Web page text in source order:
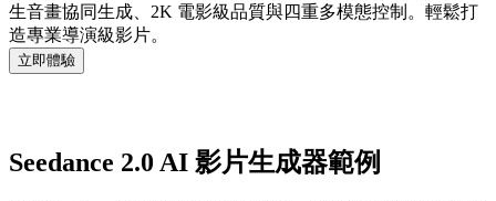
生音畫協同生成、2K 電影級品質與四重多模態控制。輕鬆打
造專業導演級影片。
立即體驗
Seedance 2.0 AI 影片生成器範例